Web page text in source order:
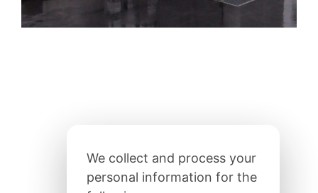
We collect and process your
personal information for the